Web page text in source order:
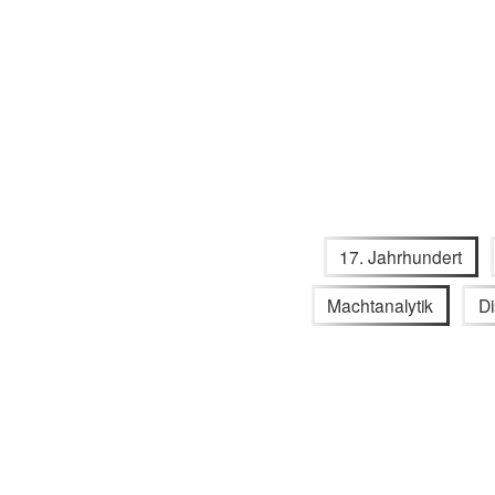
17. Jahrhundert
Machtanalytik